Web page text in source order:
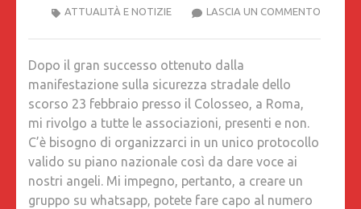
LASCIA UN COMMENTO
ATTUALITÀ E NOTIZIE
Dopo il gran successo ottenuto dalla
manifestazione sulla sicurezza stradale dello
scorso 23 febbraio presso il Colosseo, a Roma,
mi rivolgo a tutte le associazioni, presenti e non.
C’è bisogno di organizzarci in un unico protocollo
valido su piano nazionale così da dare voce ai
nostri angeli. Mi impegno, pertanto, a creare un
gruppo su whatsapp, potete fare capo al numero